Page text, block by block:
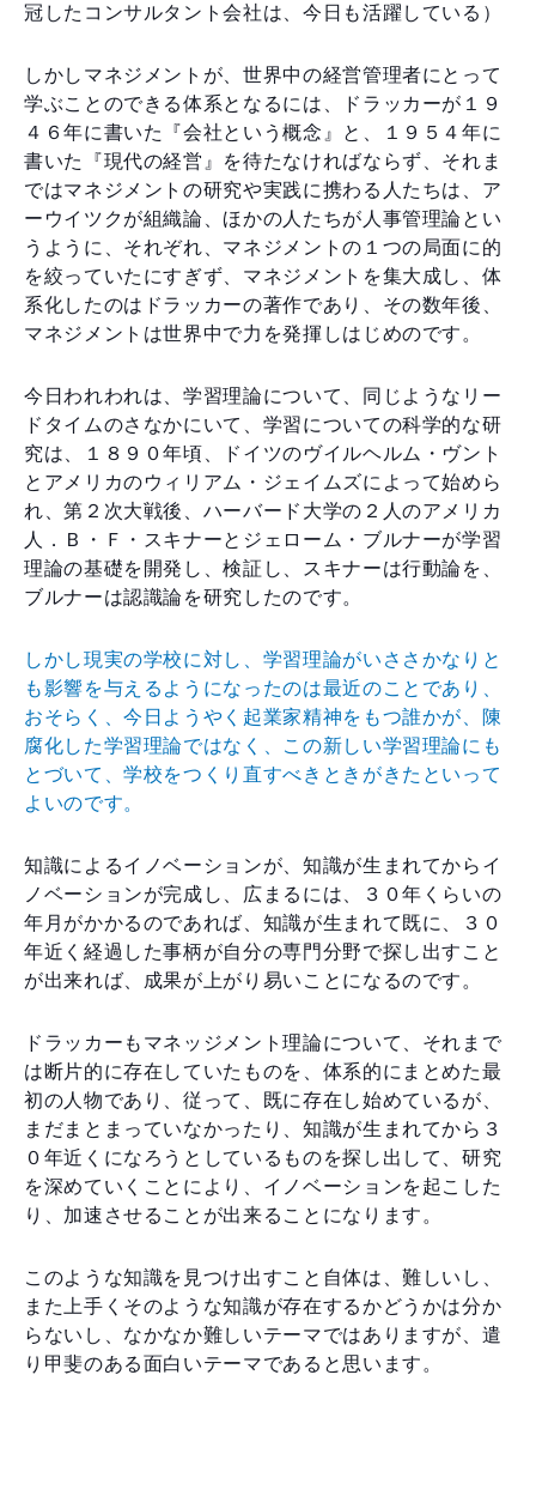
冠したコンサルタント会社は、今日も活躍している）
しかしマネジメントが、世界中の経営管理者にとって
学ぶことのできる体系となるには、ドラッカーが１９
４６年に書いた『会社という概念』と、１９５４年に
書いた『現代の経営』を待たなければならず、それま
ではマネジメントの研究や実践に携わる人たちは、ア
ーウイツクが組織論、ほかの人たちが人事管理論とい
うように、それぞれ、マネジメントの１つの局面に的
を絞っていたにすぎず、マネジメントを集大成し、体
系化したのはドラッカーの著作であり、その数年後、
マネジメントは世界中で力を発揮しはじめのです。
今日われわれは、学習理論について、同じようなリー
ドタイムのさなかにいて、学習についての科学的な研
究は、１８９０年頃、ドイツのヴイルヘルム・ヴント
とアメリカのウィリアム・ジェイムズによって始めら
れ、第２次大戦後、ハーバード大学の２人のアメリカ
人．Ｂ・Ｆ・スキナーとジェローム・ブルナーが学習
理論の基礎を開発し、検証し、スキナーは行動論を、
ブルナーは認識論を研究したのです。
しかし現実の学校に対し、学習理論がいささかなりと
も影響を与えるようになったのは最近のことであり、
おそらく、今日ようやく起業家精神をもつ誰かが、陳
腐化した学習理論ではなく、この新しい学習理論にも
とづいて、学校をつくり直すべきときがきたといって
よいのです。
知識によるイノベーションが、知識が生まれてからイ
ノベーションが完成し、広まるには、３０年くらいの
年月がかかるのであれば、知識が生まれて既に、３０
年近く経過した事柄が自分の専門分野で探し出すこと
が出来れば、成果が上がり易いことになるのです。
ドラッカーもマネッジメント理論について、それまで
は断片的に存在していたものを、体系的にまとめた最
初の人物であり、従って、既に存在し始めているが、
まだまとまっていなかったり、知識が生まれてから３
０年近くになろうとしているものを探し出して、研究
を深めていくことにより、イノベーションを起こした
り、加速させることが出来ることになります。
このような知識を見つけ出すこと自体は、難しいし、
また上手くそのような知識が存在するかどうかは分か
らないし、なかなか難しいテーマではありますが、遣
り甲斐のある面白いテーマであると思います。